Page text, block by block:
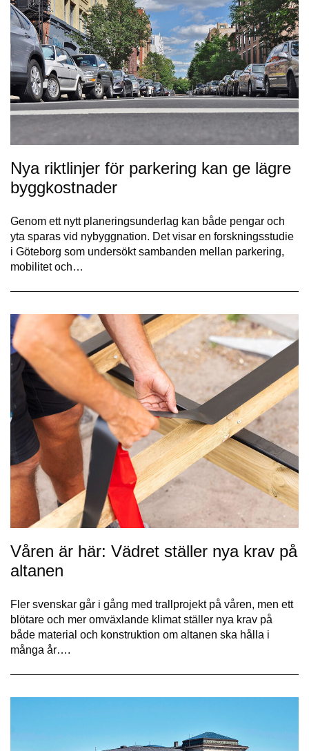
Nya riktlinjer för parkering kan ge lägre
byggkostnader
Genom ett nytt planeringsunderlag kan både pengar och
yta sparas vid nybyggnation. Det visar en forskningsstudie
i Göteborg som undersökt sambanden mellan parkering,
mobilitet och…
Våren är här: Vädret ställer nya krav på
altanen
Fler svenskar går i gång med trallprojekt på våren, men ett
blötare och mer omväxlande klimat ställer nya krav på
både material och konstruktion om altanen ska hålla i
många år….